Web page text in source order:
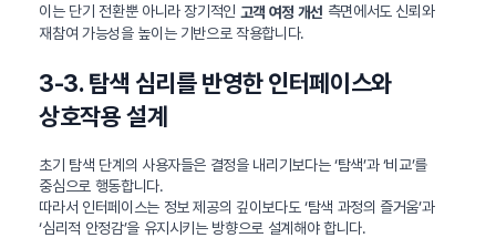
이는 단기 전환뿐 아니라 장기적인 고객 여정 개선 측면에서도 신뢰와
재참여 가능성을 높이는 기반으로 작용합니다.
3-3. 탐색 심리를 반영한 인터페이스와
상호작용 설계
초기 탐색 단계의 사용자들은 결정을 내리기보다는 ‘탐색’과 ‘비교’를
중심으로 행동합니다.
따라서 인터페이스는 정보 제공의 깊이보다도 ‘탐색 과정의 즐거움’과
‘심리적 안정감’을 유지시키는 방향으로 설계해야 합니다.